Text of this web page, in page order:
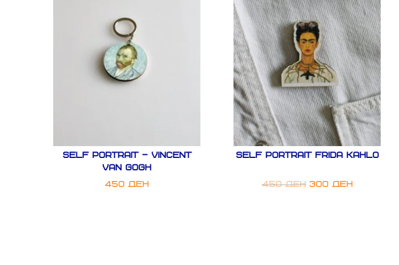
Self Portrait – Vincent
Van Gogh
450 ден
Self portrait FRIDA KAHLO
450ден 300 ден